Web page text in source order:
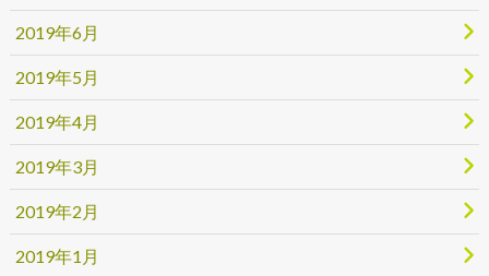
2019年6月
2019年5月
2019年4月
2019年3月
2019年2月
2019年1月